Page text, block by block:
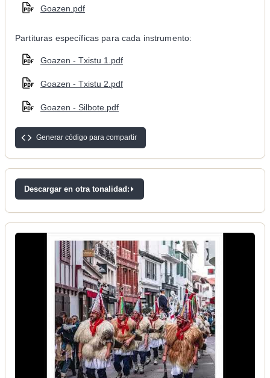
Goazen.pdf
Partituras específicas para cada instrumento:
Goazen - Txistu 1.pdf
Goazen - Txistu 2.pdf
Goazen - Silbote.pdf
Generar código para compartir
Descargar en otra tonalidad: